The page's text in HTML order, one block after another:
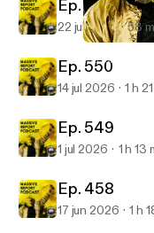
Massive
Ep. 551
22 jul 2026 58
Ep. 550
14 jul 2026 1 h
Ep. 549
1 jul 2026 1 h 13
Ep. 458
17 jun 2026 1 h